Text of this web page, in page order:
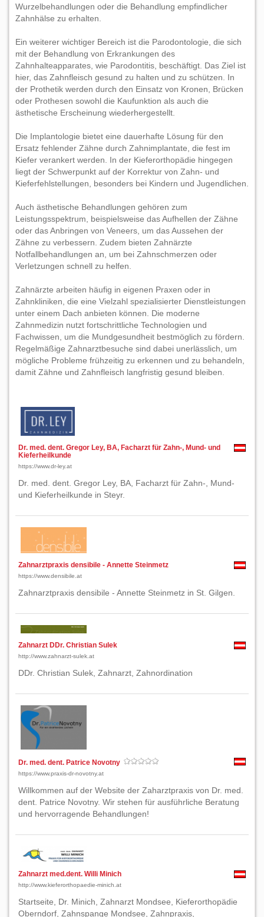
Wurzelbehandlungen oder die Behandlung empfindlicher
Zahnhälse zu erhalten.
Ein weiterer wichtiger Bereich ist die Parodontologie, die sich
mit der Behandlung von Erkrankungen des
Zahnhalteapparates, wie Parodontitis, beschäftigt. Das Ziel ist
hier, das Zahnfleisch gesund zu halten und zu schützen. In
der Prothetik werden durch den Einsatz von Kronen, Brücken
oder Prothesen sowohl die Kaufunktion als auch die
ästhetische Erscheinung wiederhergestellt.
Die Implantologie bietet eine dauerhafte Lösung für den
Ersatz fehlender Zähne durch Zahnimplantate, die fest im
Kiefer verankert werden. In der Kieferorthopädie hingegen
liegt der Schwerpunkt auf der Korrektur von Zahn- und
Kieferfehlstellungen, besonders bei Kindern und Jugendlichen.
Auch ästhetische Behandlungen gehören zum
Leistungsspektrum, beispielsweise das Aufhellen der Zähne
oder das Anbringen von Veneers, um das Aussehen der
Zähne zu verbessern. Zudem bieten Zahnärzte
Notfallbehandlungen an, um bei Zahnschmerzen oder
Verletzungen schnell zu helfen.
Zahnärzte arbeiten häufig in eigenen Praxen oder in
Zahnkliniken, die eine Vielzahl spezialisierter Dienstleistungen
unter einem Dach anbieten können. Die moderne
Zahnmedizin nutzt fortschrittliche Technologien und
Fachwissen, um die Mundgesundheit bestmöglich zu fördern.
Regelmäßige Zahnarztbesuche sind dabei unerlässlich, um
mögliche Probleme frühzeitig zu erkennen und zu behandeln,
damit Zähne und Zahnfleisch langfristig gesund bleiben.
Dr. med. dent. Gregor Ley, BA, Facharzt für Zahn-, Mund- und
Kieferheilkunde
https://www.dr-ley.at
Dr. med. dent. Gregor Ley, BA, Facharzt für Zahn-, Mund-
und Kieferheilkunde in Steyr.
Zahnarztpraxis densibile - Annette Steinmetz
https://www.densibile.at
Zahnarztpraxis densibile - Annette Steinmetz in St. Gilgen.
Zahnarzt DDr. Christian Sulek
http://www.zahnarzt-sulek.at
DDr. Christian Sulek, Zahnarzt, Zahnordination
Dr. med. dent. Patrice Novotny
https://www.praxis-dr-novotny.at
Willkommen auf der Website der Zaharztpraxis von Dr. med.
dent. Patrice Novotny. Wir stehen für ausführliche Beratung
und hervorragende Behandlungen!
Zahnarzt med.dent. Willi Minich
http://www.kieferorthopaedie-minich.at
Startseite, Dr. Minich, Zahnarzt Mondsee, Kieferorthopädie
Oberndorf, Zahnspange Mondsee, Zahnpraxis,